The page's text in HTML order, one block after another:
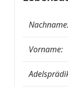
Vorname: